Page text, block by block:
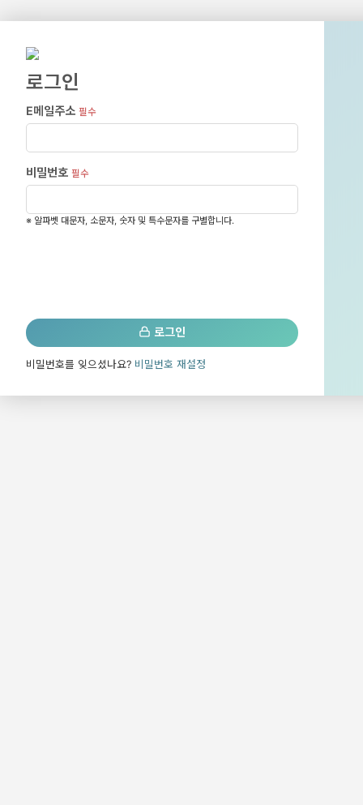
로그인
E메일주소 필수
비밀번호 필수
※ 알파벳 대문자, 소문자, 숫자 및 특수문자를 구별합니다.
로그인
비밀번호를 잊으셨나요? 비밀번호 재설정